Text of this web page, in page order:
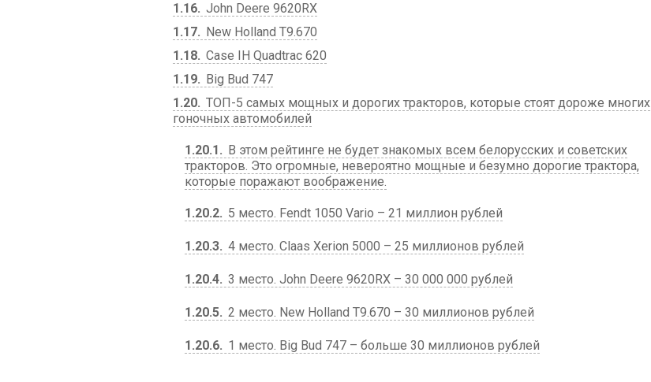
1.16 John Deere 9620RX
1.17
New Holland T9.670
1.18 Case IH Quadtrac 620
1.19
Big Bud 747
1.20 ТОП-5 самых мощных и дорогих тракторов, которые стоят дороже многих
гоночных автомобилей
1.20.1
В этом рейтинге не будет знакомых всем белорусских и советских
тракторов. Это огромные, невероятно мощные и безумно дорогие трактора,
которые поражают воображение.
1.20.2 5 место. Fendt 1050 Vario – 21 миллион рублей
1.20.3 4 место. Claas Xerion 5000 – 25 миллионов рублей
1.20.4 3 место. John Deere 9620RX – 30 000 000 рублей
1.20.5 2 место. New Holland T9.670 – 30 миллионов рублей
1.20.6 1 место. Big Bud 747 – больше 30 миллионов рублей